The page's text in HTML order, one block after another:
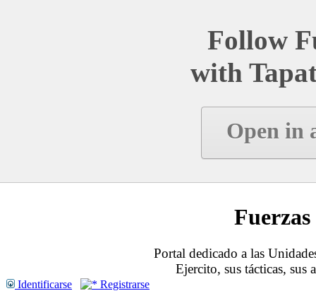
Follow
with
Open in
Portal dedicado a las
Ejercito, sus tácticas, sus
Identificarse Registrarse